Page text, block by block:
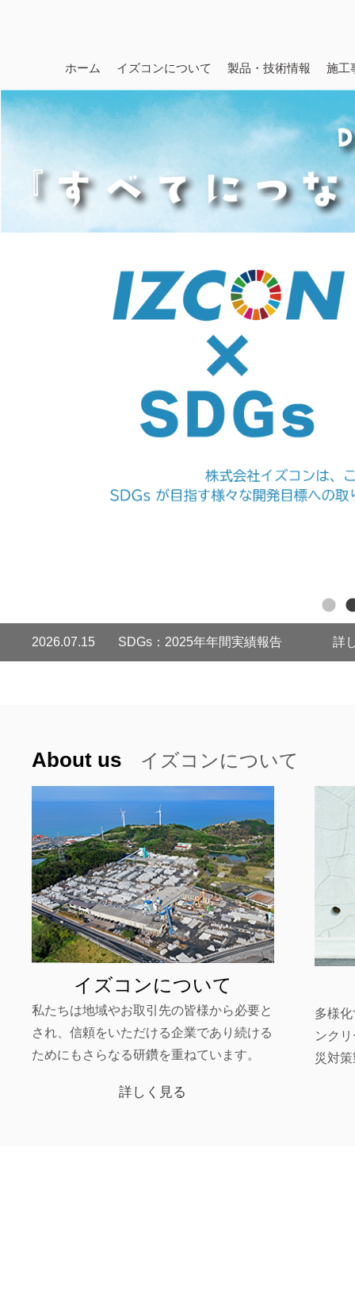
ホーム イズコンについて 製品・技術情報 施工
心地良
2026.07.15 SDGs：2025年年間実績報告 詳
About us イズコンについて
イズコンについて
私たちは地域やお取引先の皆様から必要と
され、信頼をいただける企業であり続ける
ためにもさらなる研鑽を重ねています。
詳しく見る
多様
ンク
災対